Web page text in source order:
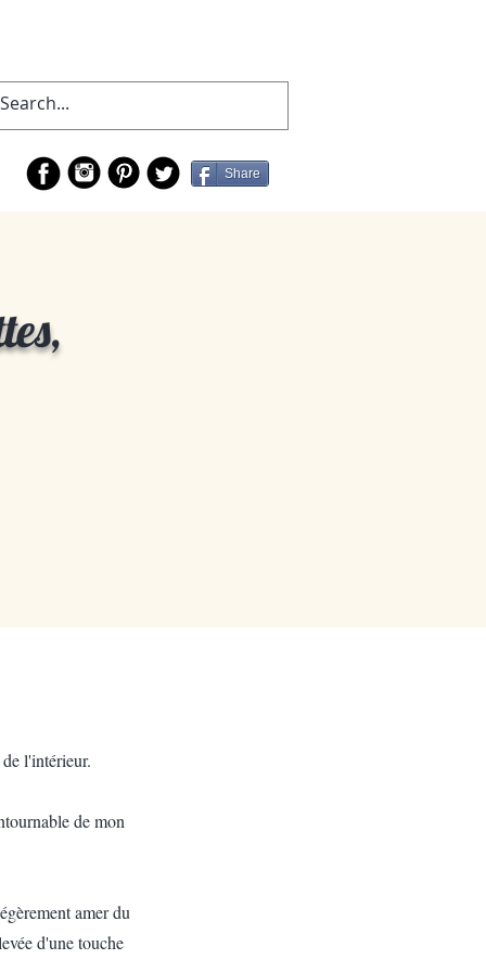
Share
l'intérieur.
de mon
amer du
d'une touche